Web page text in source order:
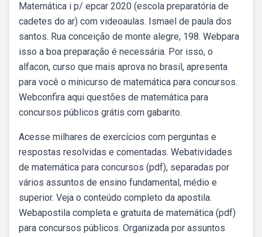
Matemática i p/ epcar 2020 (escola preparatória de
cadetes do ar) com videoaulas. Ismael de paula dos
santos. Rua conceição de monte alegre, 198. Webpara
isso a boa preparação é necessária. Por isso, o
alfacon, curso que mais aprova no brasil, apresenta
para você o minicurso de matemática para concursos.
Webconfira aqui questões de matemática para
concursos públicos grátis com gabarito.
Acesse milhares de exercícios com perguntas e
respostas resolvidas e comentadas. Webatividades
de matemática para concursos (pdf), separadas por
vários assuntos de ensino fundamental, médio e
superior. Veja o conteúdo completo da apostila.
Webapostila completa e gratuita de matemática (pdf)
para concursos públicos. Organizada por assuntos